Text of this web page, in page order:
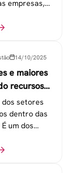
empresas,
na faixa de
14/10/2025
e maiores
recursos
uma
dos setores
dentro das
um dos
das metas